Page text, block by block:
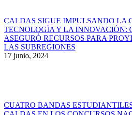
CALDAS SIGUE IMPULSANDO LA
TECNOLOGÌA Y LA INNOVACIÒN:
ASEGURÒ RECURSOS PARA
LAS SUBREGIONES
17 junio, 2024
CUATRO BANDAS